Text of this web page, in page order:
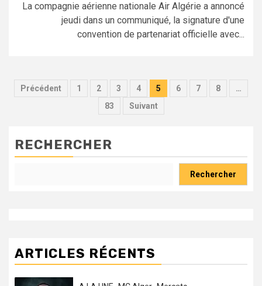
La compagnie aérienne nationale Air Algérie a annoncé
jeudi dans un communiqué, la signature d'une
convention de partenariat officielle avec...
Pagination
Précédent 1 2 3 4 5 6 7 8
…
83
Suivant
RECHERCHER
Rechercher
ARTICLES RÉCENTS